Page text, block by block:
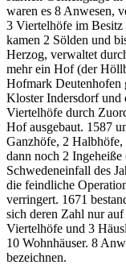
waren es 8 Anwesen,
3 Viertelhöfe im Besitz
kamen 2 Sölden und
Herzog, verwaltet
mehr ein Hof (der
Hofmark Deutenhofen
Kloster Indersdorf und
Viertelhöfe durch
Hof ausgebaut. 1587
Ganzhöfe, 2
dann noch 2
Schwedeneinfall des
die feindliche
verringert. 1671
sich deren Zahl nur
Viertelhöfe und 3
10 Wohnhäuser. 8
bezeichnen.